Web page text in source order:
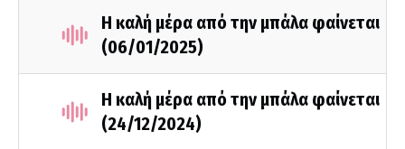
Η καλή μέρα από την μπάλα φαίνεται
(06/01/2025)
Η καλή μέρα από την μπάλα φαίνεται
(24/12/2024)